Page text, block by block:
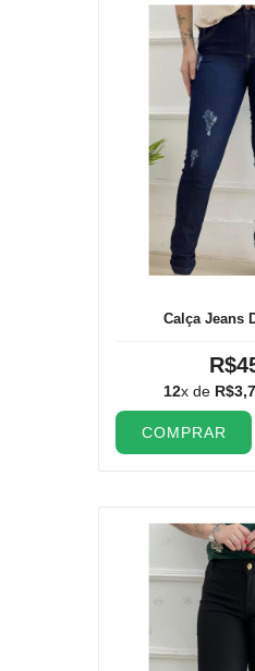
Calça Jeans
12x de
COMPRAR